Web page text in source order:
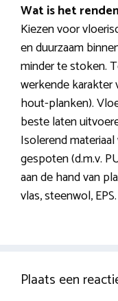
Wat is het
Kiezen voor
en duurzaam
minder te stoken.
werkende karakter
hout-planken).
beste laten
Isolerend
gespoten (d.m.v.
aan de hand van
vlas, steenwol, EPS.
Plaats een